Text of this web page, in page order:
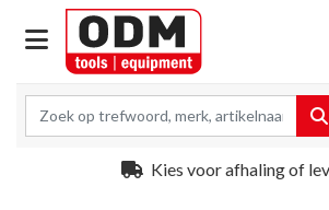
Kies voor afhaling of